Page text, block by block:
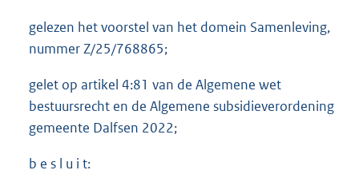
gelezen het voorstel van het domein Samenleving,
nummer Z/25/768865;
gelet op artikel 4:81 van de Algemene wet
bestuursrecht en de Algemene subsidieverordening
gemeente Dalfsen 2022;
b e s l u i t: